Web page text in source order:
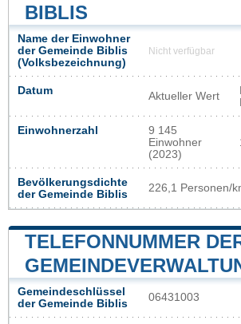
BIBLIS
Name der Einwohner
der Gemeinde Biblis
(Volksbezeichnung)
Nicht verfügbar
Datum Aktueller Wert
Einwohnerzahl
9 145
Einwohner
(2023)
Bevölkerungsdichte
der Gemeinde Biblis
226,1 Personen/
TELEFONNUMMER
Gemeindeschlüssel
der Gemeinde Biblis
06431003